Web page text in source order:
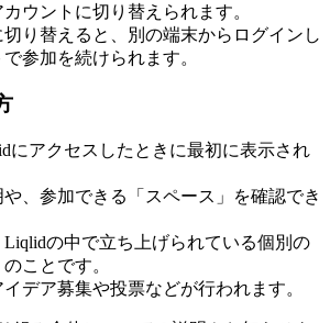
ウントに切り替えられます。
り替えると、別の端末からログインし
参加を続けられます。
にアクセスしたときに最初に表示され
、参加できる「スペース」を確認でき
Liqlidの中で立ち上げられている個別の
ことです。
デア募集や投票などが行われます。